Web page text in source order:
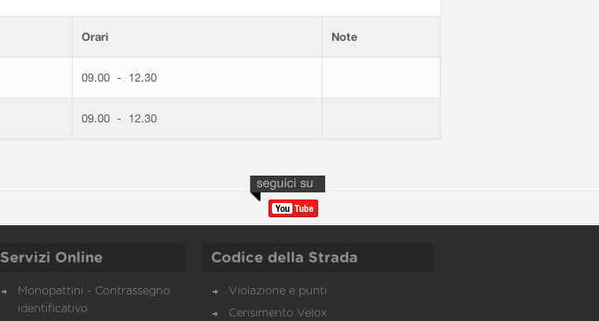
Orari Note
09.00 - 12.30
09.00 - 12.30
Servizi Online
Monopattini - Contrassegno
identificativo
Codice della Strada
Violazione e punti
Censimento Velox